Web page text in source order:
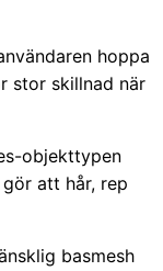
hoppa
stor skillnad när
objekttypen
att hår, rep
basmesh